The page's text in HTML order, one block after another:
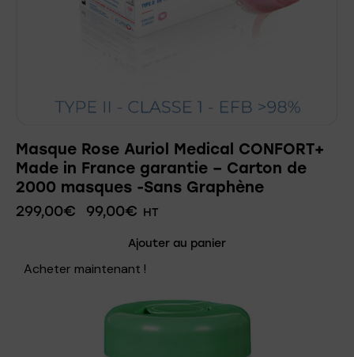
Masque Rose Auriol Medical CONFORT+
Made in France garantie – Carton de
2000 masques -Sans Graphène
299,00€ 99,00€ HT
Ajouter au panier
Acheter maintenant !